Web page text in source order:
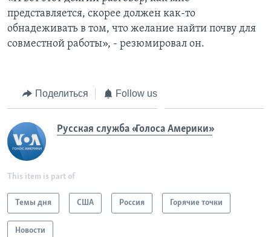
представляется, скорее должен как-то
обнадеживать в том, что желание найти почву для
совместной работы», - резюмировал он.
Поделиться Follow us
Русская служба «Голоса Америки»
This item is part of
Темы дня США Россия Горячие точки
Новости